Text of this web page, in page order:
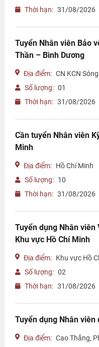
Thời hạn: 31/08/2026
Tuyển Nhân viên Bảo
Thần – Bình Dương
Địa điểm: CN KCN
Số lượng: 01
Thời hạn: 31/08/2026
Cần tuyển Nhân viên
Minh
Địa điểm: Hồ Chí Minh
Số lượng: 10
Thời hạn: 31/08/2026
Tuyển dụng Nhân viên
Khu vực Hồ Chí Minh
Địa điểm: Khu vực Hồ
Số lượng: 02
Thời hạn: 31/08/2026
Tuyển dụng Nhân
Địa điểm: Cao Thắng,